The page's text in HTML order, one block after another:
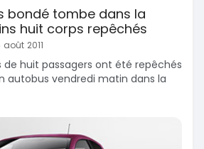
bondé tombe dans la
huit corps repêchés
2011
de huit passagers ont été repêchés
autobus vendredi matin dans la